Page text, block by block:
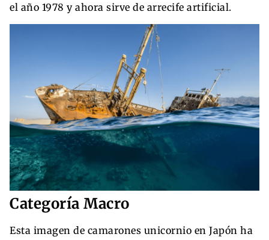
el año 1978 y ahora sirve de arrecife artificial.
Categoría Macro
Esta imagen de camarones unicornio en Japón ha